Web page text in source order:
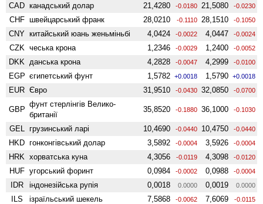
CAD канадський долар 21,4280 -0.0180 21,5080 -0.0230
CHF швейцарський франк 28,0210 -0.1110 28,1510 -0.1050
CNY китайський юань женьмiньбi 4,0424 -0.0022 4,0447 -0.0024
CZK чеська крона 1,2346 -0.0029 1,2400 -0.0052
DKK данська крона 4,2828 -0.0047 4,2999 -0.0100
EGP єгипетський фунт 1,5782 +0.0018 1,5790 +0.0018
EUR Євро 31,9510 -0.0430 32,0850 -0.0700
GBP
фунт стерлінгів Велико­
британії
35,8520 -0.1880 36,1000 -0.1030
GEL грузинський ларі 10,4690 -0.0440 10,4750 -0.0440
HKD гонконгівський долар 3,5892 -0.0004 3,5926 -0.0004
HRK хорватська куна 4,3056 -0.0119 4,3098 -0.0120
HUF угорський форинт 0,0984 -0.0002 0,0988 -0.0004
IDR індонезійська рупія 0,0018 0.0000 0,0019 0.0000
ILS ізраїльський шекель 7,5868 -0.0062 7,6069 -0.0115